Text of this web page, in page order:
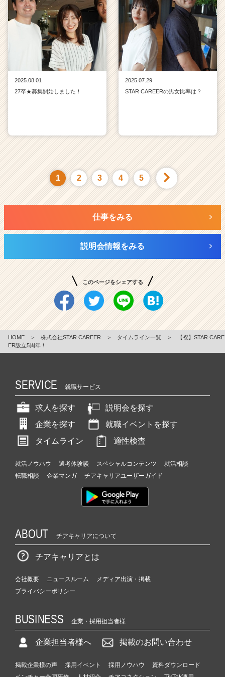
2025.08.01
27卒★募集開始しました！
2025.07.29
STAR CAREERの男女比率は？
1 2 3 4 5
仕事をみる
説明会情報をみる
このページをシェアする
HOME ＞ 株式会社STAR CAREER ＞ タイムライン一覧 ＞
【祝】STAR CARE
ER設立5周年！
SERVICE 就職サービス
求人を探す
説明会を探す
企業を探す
就職イベントを探す
タイムライン
適性検査
就活ノウハウ 選考体験談 スペシャルコンテンツ
就活相談
転職相談
企業マンガ チアキャリアユーザーガイド
ABOUT チアキャリアについて
チアキャリアとは
会社概要 ニュースルーム
メディア出演・掲載
プライバシーポリシー
BUSINESS 企業・採用担当者様
企業担当者様へ 掲載のお問い合わせ
掲載企業様の声 採用イベント 採用ノウハウ
資料ダウンロード